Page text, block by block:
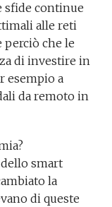
sfide continue
alle reti
perciò che le
di investire in
esempio a
da remoto in
smart
la
di queste